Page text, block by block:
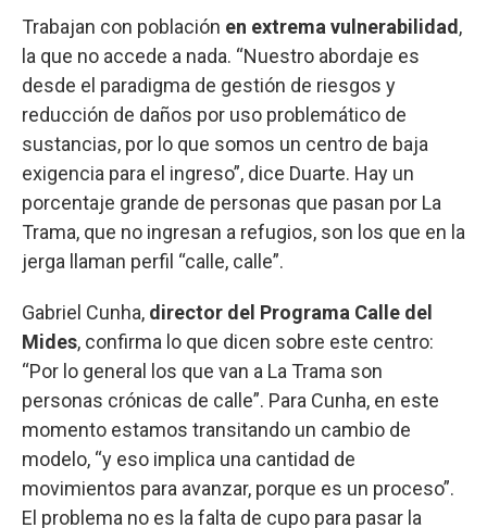
Trabajan con población en extrema vulnerabilidad,
la que no accede a nada. “Nuestro abordaje es
desde el paradigma de gestión de riesgos y
reducción de daños por uso problemático de
sustancias, por lo que somos un centro de baja
exigencia para el ingreso”, dice Duarte. Hay un
porcentaje grande de personas que pasan por La
Trama, que no ingresan a refugios, son los que en la
jerga llaman perfil “calle, calle”.
Gabriel Cunha, director del Programa Calle del
Mides, confirma lo que dicen sobre este centro:
“Por lo general los que van a La Trama son
personas crónicas de calle”. Para Cunha, en este
momento estamos transitando un cambio de
modelo, “y eso implica una cantidad de
movimientos para avanzar, porque es un proceso”.
El problema no es la falta de cupo para pasar la